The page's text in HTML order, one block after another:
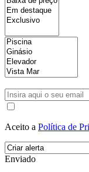
Aceito a Política de
Enviado